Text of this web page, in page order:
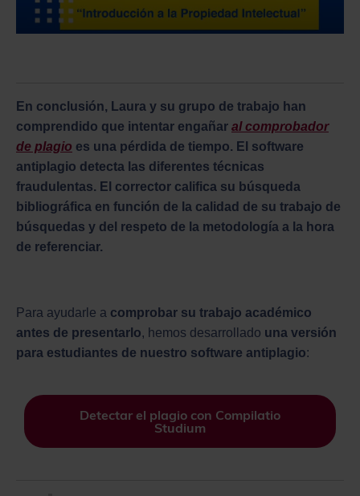
En conclusión, Laura y su grupo de trabajo han
comprendido que intentar engañar al comprobador
de plagio es una pérdida de tiempo. El software
antiplagio detecta las diferentes técnicas
fraudulentas. El corrector califica su búsqueda
bibliográfica en función de la calidad de su trabajo de
búsquedas y del respeto de la metodología a la hora
de referenciar.
Para ayudarle a comprobar su trabajo académico
antes de presentarlo, hemos desarrollado una versión
para estudiantes de nuestro software antiplagio:
Detectar el plagio con Compilatio
Studium